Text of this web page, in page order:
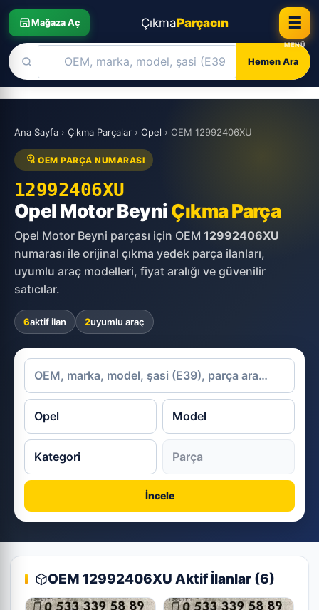
Mağaza Aç ÇıkmaParçacın
Hemen Ara
☰
Skip
content
Ana Sayfa › Çıkma Parçalar › Opel › OEM 12992406XU
OEM PARÇA NUMARASI
12992406XU
Opel Motor BeyniÇıkma Parça
Opel Motor Beyni parçası için OEM 12992406XU
numarası ile orijinal çıkma yedek parça ilanları,
uyumlu araç modelleri, fiyat aralığı ve güvenilir
satıcılar.
6aktif ilan 2uyumlu araç
İncele
OEM 12992406XU Aktif İlanlar (6)